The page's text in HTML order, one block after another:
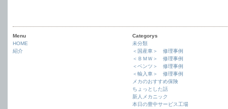
Menu
HOME
紹介
Categorys
未分類
＜国産車＞ 修理事例
＜ＢＭＷ＞ 修理事例
＜ベンツ＞ 修理事例
＜輸入車＞ 修理事例
メカのおすすめ保険
ちょっとした話
新人メカニック
本日の豊中サービス工場